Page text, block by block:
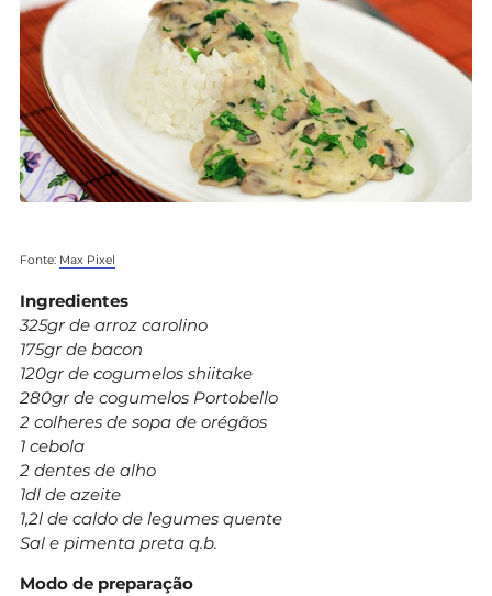
Fonte: Max Pixel
Ingredientes
325gr de arroz carolino
175gr de bacon
120gr de cogumelos shiitake
280gr de cogumelos Portobello
2 colheres de sopa de orégãos
1 cebola
2 dentes de alho
1dl de azeite
1,2l de caldo de legumes quente
Sal e pimenta preta q.b.
Modo de preparação